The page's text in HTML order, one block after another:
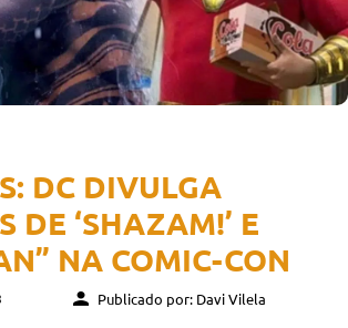
DC DIVULGA
DE ‘SHAZAM!’ E
NA COMIC-CON
Publicado por: Davi Vilela